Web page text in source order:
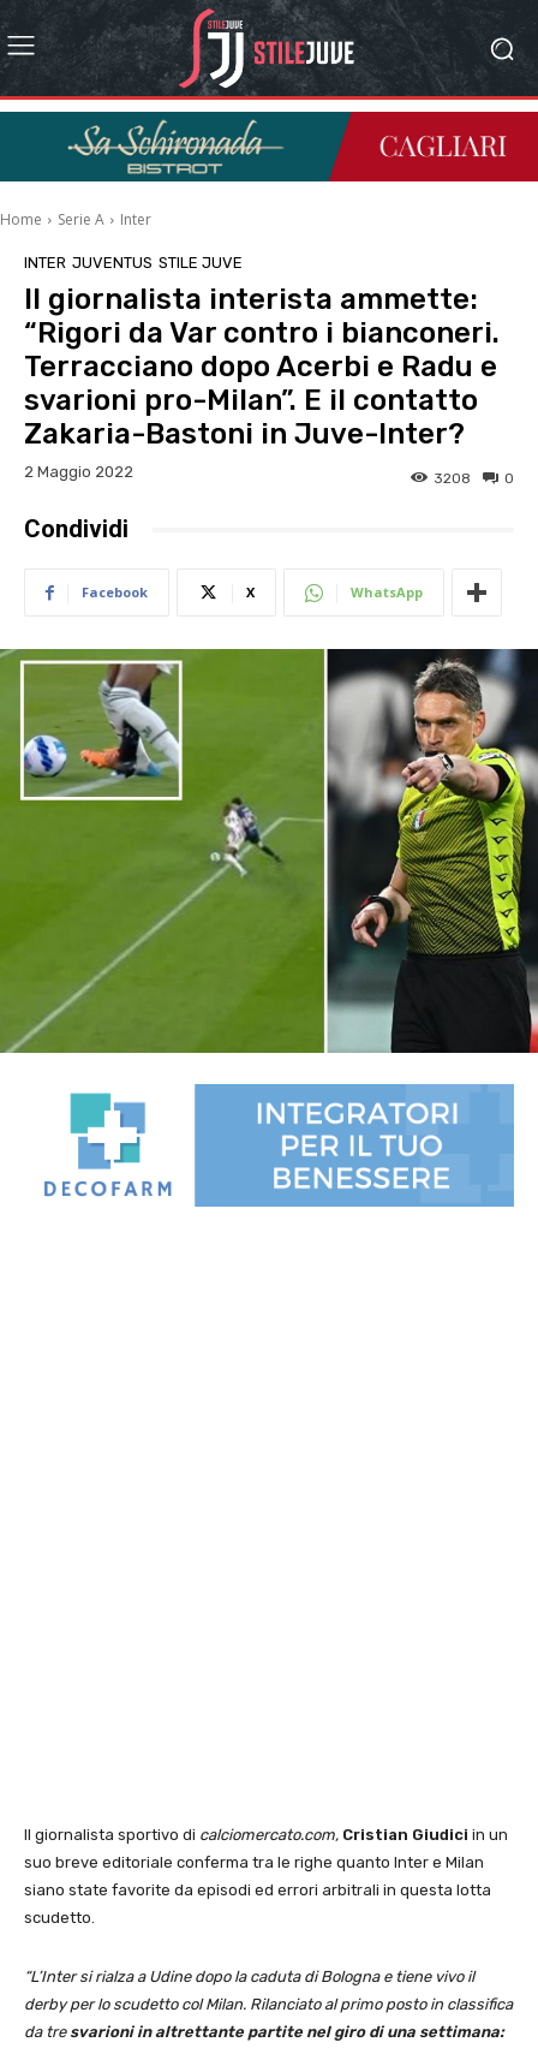
Home Serie A Inter
INTER JUVENTUS STILE JUVE
Il giornalista interista ammette:
“Rigori da Var contro i bianconeri.
Terracciano dopo Acerbi e Radu e
svarioni pro-Milan”. E il contatto
Zakaria-Bastoni in Juve-Inter?
2 Maggio 2022 0
3208
Condividi
Facebook X WhatsApp
Il giornalista sportivo di calciomercato.com, Cristian Giudici in un
suo breve editoriale conferma tra le righe quanto Inter e Milan
siano state favorite da episodi ed errori arbitrali in questa lotta
scudetto.
“L’Inter si rialza a Udine dopo la caduta di Bologna e tiene vivo il
derby per lo scudetto col Milan. Rilanciato al primo posto in classifica
da tre svarioni in altrettante partite nel giro di una settimana: